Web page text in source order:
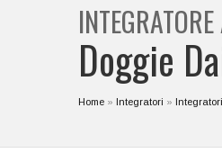
Doggie
Home » Integratori »